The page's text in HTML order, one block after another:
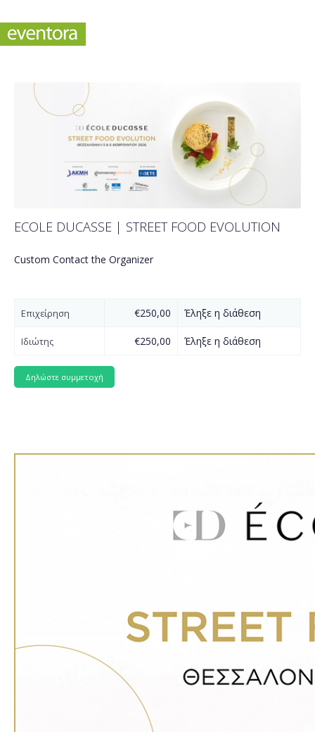
ECOLE DUCASSE | STREET FOOD EVOLUTION
Custom Contact the Organizer
Επιχείρηση €250,00 Έληξε η διάθεση
Ιδιώτης €250,00 Έληξε η διάθεση